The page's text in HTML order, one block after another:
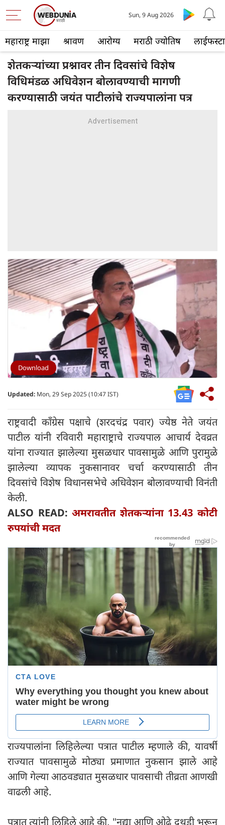
महाराष्ट्र माझा श्रावण आरोग्य मराठी ज्योतिष
Sun, 9 Aug 2026
शेतकऱ्यांच्या प्रश्नावर तीन दिवसांचे विशेष
विधिमंडळ अधिवेशन बोलावण्याची मागणी
करण्यासाठी जयंत पाटीलांचे राज्यपालांना पत्र
Download
Updated: Mon, 29 Sep 2025 (10:47 IST)
राष्ट्रवादी काँग्रेस पक्षाचे (शरदचंद्र पवार) ज्येष्ठ नेते जयंत
पाटील यांनी रविवारी महाराष्ट्राचे राज्यपाल आचार्य देवव्रत
यांना राज्यात झालेल्या मुसळधार पावसामुळे आणि पुरामुळे
झालेल्या व्यापक नुकसानावर चर्चा करण्यासाठी तीन
दिवसांचे विशेष विधानसभेचे अधिवेशन बोलावण्याची विनंती
केली.
ALSO READ:अमरावतीत शेतकऱ्यांना 13.43 कोटी
रुपयांची मदत
राज्यपालांना लिहिलेल्या पत्रात पाटील म्हणाले की, यावर्षी
राज्यात पावसामुळे मोठ्या प्रमाणात नुकसान झाले आहे
आणि गेल्या आठवड्यात मुसळधार पावसाची तीव्रता आणखी
वाढली आहे.
पत्रात त्यांनी लिहिले आहे की, "नद्या आणि ओढे दुथडी भरून